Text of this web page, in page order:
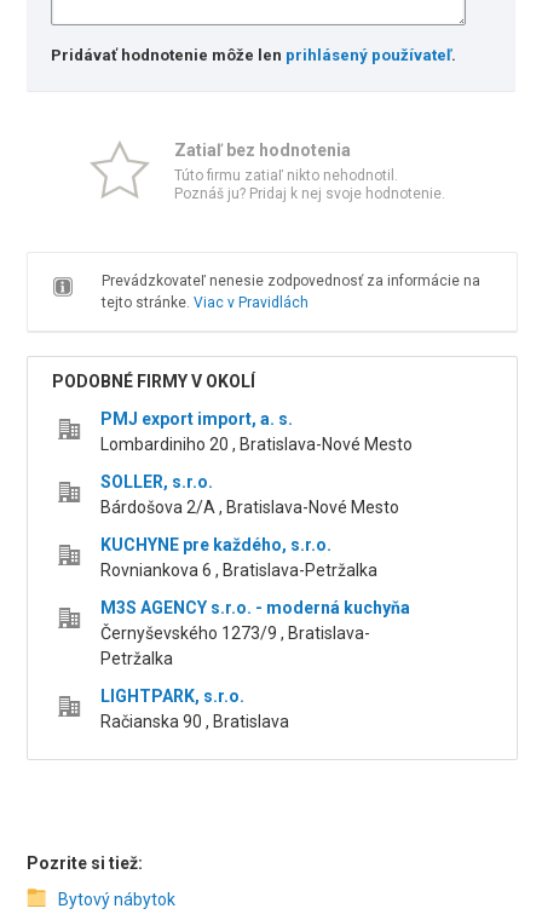
Pridávať hodnotenie môže len prihlásený používateľ.
Zatiaľ bez hodnotenia
Túto firmu zatiaľ nikto nehodnotil.
Poznáš ju? Pridaj k nej svoje hodnotenie.
Prevádzkovateľ nenesie zodpovednosť za informácie na
tejto stránke. Viac v Pravidlách
PODOBNÉ FIRMY V OKOLÍ
PMJ export import, a. s.
Lombardiniho 20 , Bratislava-Nové Mesto
SOLLER, s.r.o.
Bárdošova 2/A , Bratislava-Nové Mesto
KUCHYNE pre každého, s.r.o.
Rovniankova 6 , Bratislava-Petržalka
M3S AGENCY s.r.o. - moderná kuchyňa
Černyševského 1273/9 , Bratislava-
Petržalka
LIGHTPARK, s.r.o.
Račianska 90 , Bratislava
Pozrite si tiež:
Bytový nábytok